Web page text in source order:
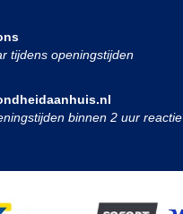
tijdens openingstijden
binnen 2 uur reactie